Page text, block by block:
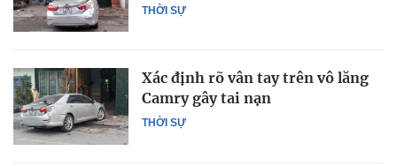
THỜI SỰ
THỜI SỰ
Xác định rõ vân tay trên vô lăng
Camry gây tai nạn